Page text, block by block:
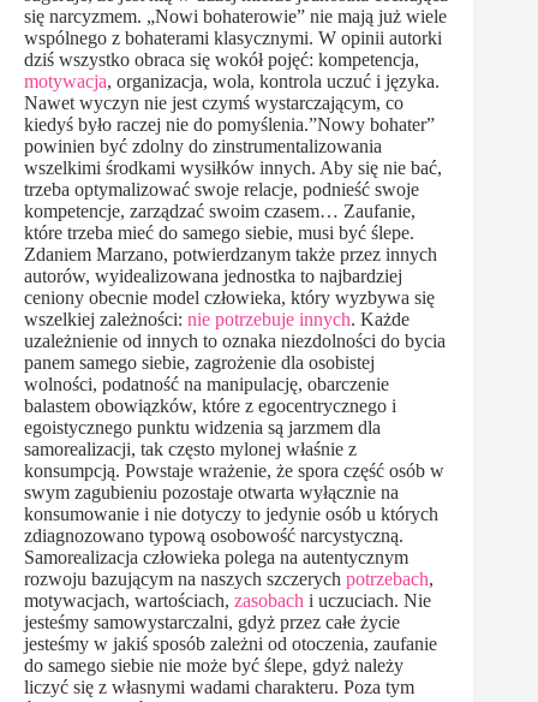
się narcyzmem. „Nowi bohaterowie” nie mają już wiele
wspólnego z bohaterami klasycznymi. W opinii autorki
dziś wszystko obraca się wokół pojęć: kompetencja,
motywacja, organizacja, wola, kontrola uczuć i języka.
Nawet wyczyn nie jest czymś wystarczającym, co
kiedyś było raczej nie do pomyślenia.”Nowy bohater”
powinien być zdolny do zinstrumentalizowania
wszelkimi środkami wysiłków innych. Aby się nie bać,
trzeba optymalizować swoje relacje, podnieść swoje
kompetencje, zarządzać swoim czasem… Zaufanie,
które trzeba mieć do samego siebie, musi być ślepe.
Zdaniem Marzano, potwierdzanym także przez innych
autorów, wyidealizowana jednostka to najbardziej
ceniony obecnie model człowieka, który wyzbywa się
wszelkiej zależności: nie potrzebuje innych. Każde
uzależnienie od innych to oznaka niezdolności do bycia
panem samego siebie, zagrożenie dla osobistej
wolności, podatność na manipulację, obarczenie
balastem obowiązków, które z egocentrycznego i
egoistycznego punktu widzenia są jarzmem dla
samorealizacji, tak często mylonej właśnie z
konsumpcją. Powstaje wrażenie, że spora część osób w
swym zagubieniu pozostaje otwarta wyłącznie na
konsumowanie i nie dotyczy to jedynie osób u których
zdiagnozowano typową osobowość narcystyczną.
Samorealizacja człowieka polega na autentycznym
rozwoju bazującym na naszych szczerych potrzebach,
motywacjach, wartościach, zasobach i uczuciach. Nie
jesteśmy samowystarczalni, gdyż przez całe życie
jesteśmy w jakiś sposób zależni od otoczenia, zaufanie
do samego siebie nie może być ślepe, gdyż należy
liczyć się z własnymi wadami charakteru. Poza tym